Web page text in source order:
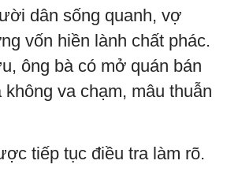
dân sống quanh, vợ
vốn hiền lành chất phác.
ông bà có mở quán bán
va chạm, mâu thuẫn
tiếp tục điều tra làm rõ.